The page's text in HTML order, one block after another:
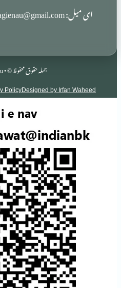
Designed by
Privacy Policy
Disclaimer